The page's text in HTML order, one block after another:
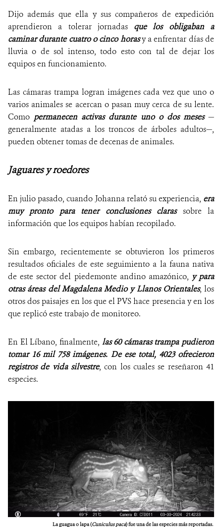
Dijo además que ella y sus compañeros de expedición
aprendieron a tolerar jornadas que los obligaban a
caminar durante cuatro o cinco horasy a enfrentar días de
lluvia o de sol intenso, todo esto con tal de dejar los
equipos en funcionamiento.
Las cámaras trampa logran imágenes cada vez que uno o
varios animales se acercan o pasan muy cerca de su lente.
Como permanecen activas durante uno o dos meses—
generalmente atadas a los troncos de árboles adultos—,
pueden obtener tomas de decenas de animales.
Jaguares y roedores
En julio pasado, cuando Johanna relató su experiencia, era
muy pronto para tener conclusiones clarassobre la
información que los equipos habían recopilado.
Sin embargo, recientemente se obtuvieron los primeros
resultados oficiales de este seguimiento a la fauna nativa
de este sector del piedemonte andino amazónico, y para
otras áreas del Magdalena Medio y Llanos Orientales, los
otros dos paisajes en los que el PVS hace presencia y en los
que replicó este trabajo de monitoreo.
En El Líbano, finalmente, las 60 cámaras trampa pudieron
tomar 16 mil 758 imágenes. De ese total, 4023 ofrecieron
registros de vida silvestre, con los cuales se reseñaron 41
especies.
La guagua o lapa (Cuniculus paca) fue una de las especies más reportadas.